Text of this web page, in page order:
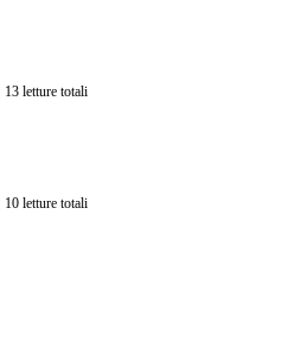
13 letture totali
10 letture totali